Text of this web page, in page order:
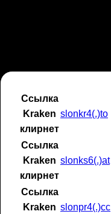
Ссылка
Kraken
клирнет
slonkr4(.)to
Ссылка
Kraken
клирнет
slonks6(.)at
Ссылка
Kraken slonpr4(.)cc